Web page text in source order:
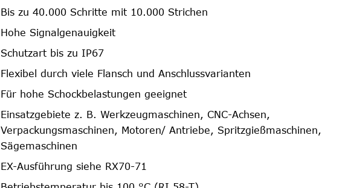
Bis zu 40.000 Schritte mit 10.000 Strichen
Hohe Signalgenauigkeit
Schutzart bis zu IP67
Flexibel durch viele Flansch und Anschlussvarianten
Für hohe Schockbelastungen geeignet
Einsatzgebiete z. B. Werkzeugmaschinen, CNC-Achsen,
Verpackungsmaschinen, Motoren/ Antriebe, Spritzgießmaschinen,
Sägemaschinen
EX-Ausführung siehe RX70-71